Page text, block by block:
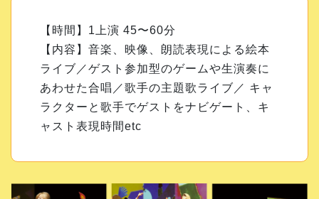
【時間】1上演 45〜60分
【内容】音楽、映像、朗読表現による絵本
ライブ／ゲスト参加型のゲームや生演奏に
あわせた合唱／歌手の主題歌ライブ／ キャ
ラクターと歌手でゲストをナビゲート、キ
ャスト表現時間etc